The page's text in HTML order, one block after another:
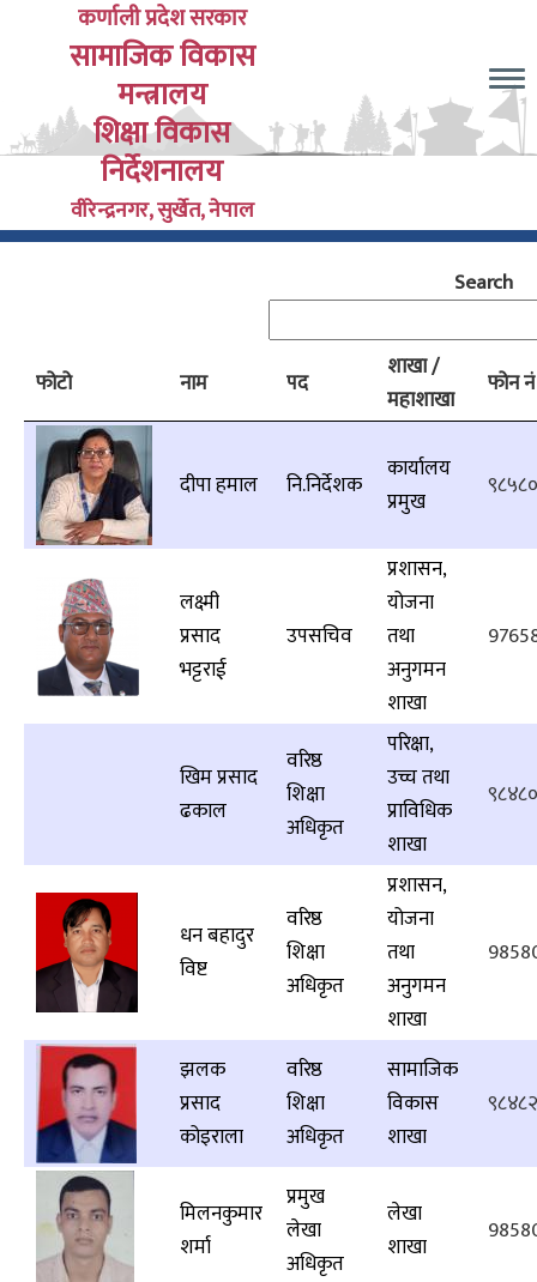
content
कर्णाली प्रदेश सरकार
सामाजिक विकास
मन्त्रालय
शिक्षा विकास
निर्देशनालय
वीरेन्द्रनगर, सुर्खेत, नेपाल
Search
फोटो नाम पद
शाखा /
महाशाखा
फोन नं
दीपा हमाल नि.निर्देशक
कार्यालय
प्रमुख
लक्ष्मी
प्रसाद
भट्टराई
उपसचिव
प्रशासन,
योजना
तथा
अनुगमन
शाखा
खिम प्रसाद
ढकाल
वरिष्ठ
शिक्षा
अधिकृत
परिक्षा,
उच्च तथा
प्राविधिक
शाखा
धन बहादुर
विष्ट
वरिष्ठ
शिक्षा
अधिकृत
प्रशासन,
योजना
तथा
अनुगमन
शाखा
झलक
प्रसाद
कोइराला
वरिष्ठ
शिक्षा
अधिकृत
सामाजिक
विकास
शाखा
मिलनकुमार
शर्मा
प्रमुख
लेखा
अधिकृत
लेखा
शाखा